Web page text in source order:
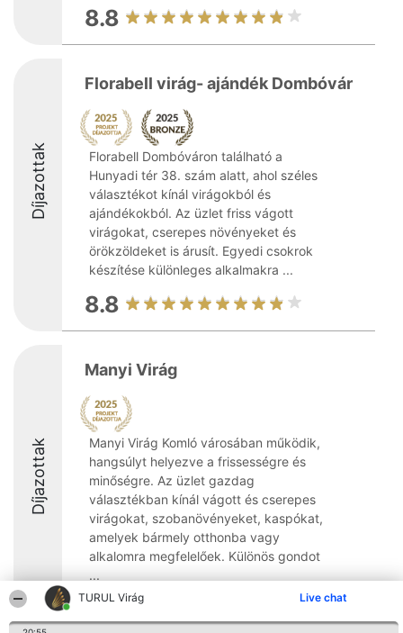
TURUL Virág Live chat
8.8
Díjazottak
Florabell virág- ajándék Dombóvár
Florabell Dombóváron található a
Hunyadi tér 38. szám alatt, ahol széles
választékot kínál virágokból és
ajándékokból. Az üzlet friss vágott
virágokat, cserepes növényeket és
örökzöldeket is árusít. Egyedi csokrok
készítése különleges alkalmakra ...
8.8
Díjazottak
Manyi Virág
Manyi Virág Komló városában működik,
hangsúlyt helyezve a frissességre és
minőségre. Az üzlet gazdag
választékban kínál vágott és cserepes
virágokat, szobanövényeket, kaspókat,
amelyek bármely otthonba vagy
alkalomra megfelelőek. Különös gondot
...
8.6